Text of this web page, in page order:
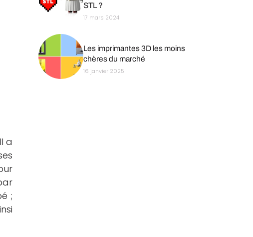
a
;
STL ?
17 mars 2024
Les imprimantes 3D les moins
chères du marché
16 janvier 2025